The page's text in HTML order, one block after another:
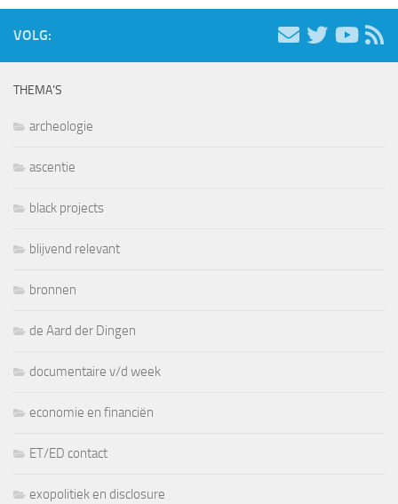
VOLG:
THEMA’S
archeologie
ascentie
black projects
blijvend relevant
bronnen
de Aard der Dingen
documentaire v/d week
economie en financiën
ET/ED contact
exopolitiek en disclosure